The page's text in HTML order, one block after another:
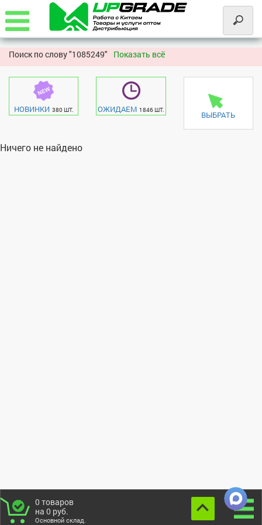
Поиск по слову "1085249" Показать всё
НОВИНКИ 380 ШТ. ОЖИДАЕМ 1846 ШТ. ВЫБРАТЬ
Ничего не найдено
0 товаров
на 0 руб.
Основной склад.